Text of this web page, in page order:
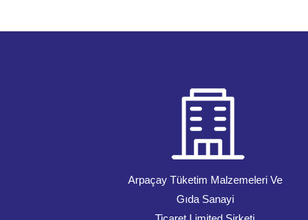
Arpaçay Tüketim Malzemeleri Ve
Gıda Sanayi